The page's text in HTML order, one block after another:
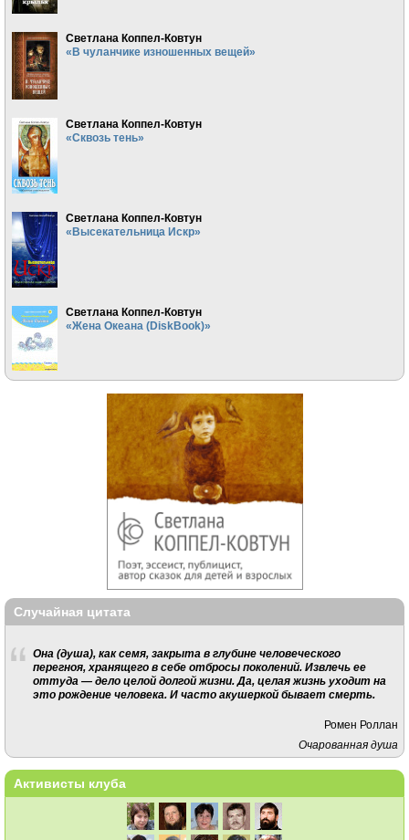
Светлана Коппел-Ковтун
«В чуланчике изношенных вещей»
Светлана Коппел-Ковтун
«Сквозь тень»
Светлана Коппел-Ковтун
«Высекательница Искр»
Светлана Коппел-Ковтун
«Жена Океана (DiskBook)»
Случайная цитата
Она (душа), как семя, закрыта в глубине человеческого
перегноя, хранящего в себе отбросы поколений. Извлечь ее
оттуда — дело целой долгой жизни. Да, целая жизнь уходит на
это рождение человека. И часто акушеркой бывает смерть.
Ромен Роллан
Очарованная душа
Активисты клуба